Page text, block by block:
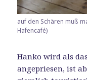
auf den Schären muß
Hafencafé)
Hanko wird als
angepriesen, ist